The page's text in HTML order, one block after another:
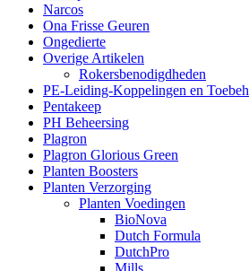
Narcos
Ona Frisse Geuren
Ongedierte
Overige Artikelen
Rokersbenodigdheden
PE-Leiding-Koppelingen en Toebeh
Pentakeep
PH Beheersing
Plagron
Plagron Glorious Green
Planten Boosters
Planten Verzorging
Planten Voedingen
BioNova
Dutch Formula
DutchPro
Mills